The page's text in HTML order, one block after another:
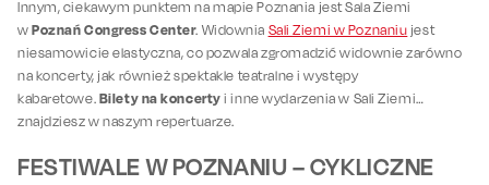
Innym, ciekawym punktem na mapie Poznania jest Sala Ziemi
wPoznań Congress Center. Widownia Sali Ziemi w Poznaniu jest
niesamowicie elastyczna, co pozwala zgromadzić widownie zarówno
na koncerty, jak również spektakle teatralne i występy
kabaretowe. Bilety na koncerty i inne wydarzenia w Sali Ziemi
znajdziesz w naszym repertuarze.
FESTIWALE W POZNANIU – CYKLICZNE